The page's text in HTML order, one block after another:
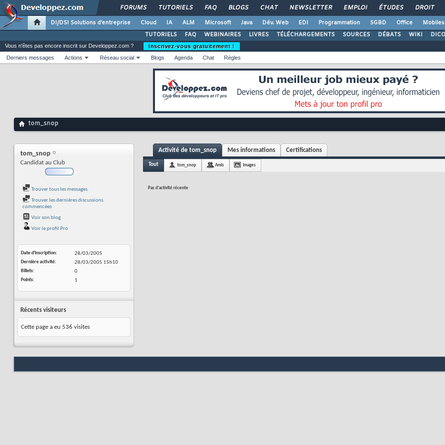
FORUMS TUTORIELS FAQ BLOGS CHAT NEWSLETTER EMPLOI ÉTUDES DROIT
DI/DSI Solutions d'entreprise Cloud IA ALM Microsoft Java Dév. Web EDI Programmation SGBD Office Mobiles
TUTORIELS
FAQ WEBINAIRES LIVRES TÉLÉCHARGEMENTS SOURCES DÉBATS WIKI DICO
Vous n'êtes pas encore inscrit sur Developpez.com ?
Inscrivez-vous gratuitement !
Derniers messages
Actions Réseau social Blogs Agenda Chat Règles
tom_snop
tom_snop
Candidat au Club
Trouver tous les messages
Trouver les dernières discussions
commencées
Voir son blog
Voir le profil Pro
Date d'inscription
28/03/2005
Dernière activité
28/03/2005 15h10
Billets
0
Points
1
Récents visiteurs
Cette page a eu 536 visites
Activité de tom_snop Mes informations Certifications
Tout tom_snop Amis Images
Pas d'activité récente